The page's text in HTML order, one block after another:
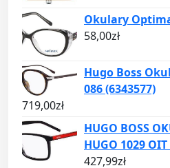
Okulary
58,00zł
Hugo Boss
086 (6343577)
719,00zł
HUGO BOSS
HUGO 1029 OIT
427,99zł